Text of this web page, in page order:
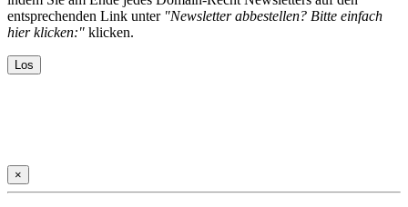
entsprechenden Link unter "Newsletter abbestellen? Bitte einfach
hier klicken:" klicken.
×